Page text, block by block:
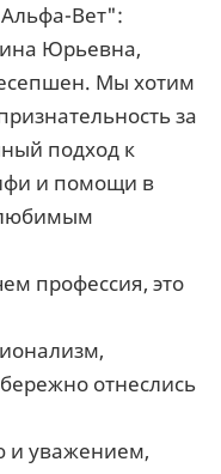
Вет":
Юрьевна,
Мы хотим
за
подход к
и помощи в
профессия, это
отнеслись
и уважением,